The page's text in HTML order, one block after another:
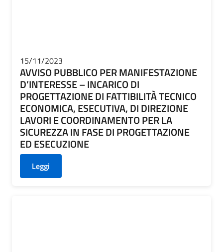
15/11/2023
AVVISO PUBBLICO PER MANIFESTAZIONE
D’INTERESSE – INCARICO DI
PROGETTAZIONE DI FATTIBILITÀ TECNICO
ECONOMICA, ESECUTIVA, DI DIREZIONE
LAVORI E COORDINAMENTO PER LA
SICUREZZA IN FASE DI PROGETTAZIONE
ED ESECUZIONE
Leggi